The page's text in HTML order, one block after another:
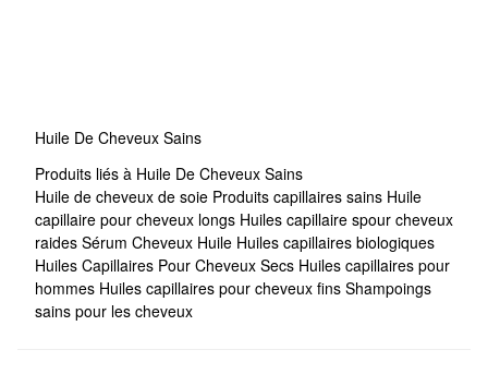
Huile De Cheveux Sains
Produits liés à Huile De Cheveux Sains
Huile de cheveux de soie Produits capillaires sains Huile
capillaire pour cheveux longs Huiles capillaire spour cheveux
raides Sérum Cheveux Huile Huiles capillaires biologiques
Huiles Capillaires Pour Cheveux Secs Huiles capillaires pour
hommes Huiles capillaires pour cheveux fins Shampoings
sains pour les cheveux